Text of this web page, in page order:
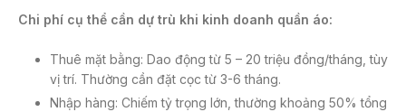
Chi phí cụ thể cần dự trù khi kinh doanh quần áo:
Thuê mặt bằng: Dao động từ 5 – 20 triệu đồng/tháng, tùy
vị trí. Thường cần đặt cọc từ 3-6 tháng.
Nhập hàng: Chiếm tỷ trọng lớn, thường khoảng 50% tổng